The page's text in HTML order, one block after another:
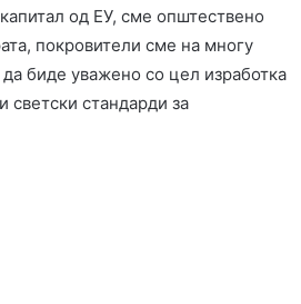
од ЕУ, сме општествено
покровители сме на многу
биде уважено со цел изработка
светски стандарди за